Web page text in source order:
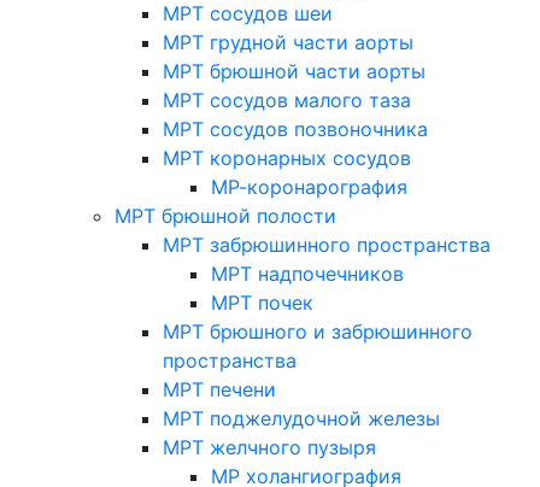
МРТ сосудов шеи
МРТ грудной части аорты
МРТ брюшной части аорты
МРТ сосудов малого таза
МРТ сосудов позвоночника
МРТ коронарных сосудов
МР-коронарография
МРТ брюшной полости
МРТ забрюшинного пространства
МРТ надпочечников
МРТ почек
МРТ брюшного и забрюшинного
пространства
МРТ печени
МРТ поджелудочной железы
МРТ желчного пузыря
МР холангиография